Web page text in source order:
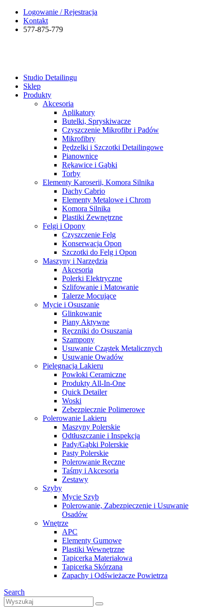
Logowanie / Rejestracja
Kontakt
577-875-779
Studio Detailingu
Sklep
Produkty
Akcesoria
Aplikatory
Butelki, Spryskiwacze
Czyszczenie Mikrofibr i Padów
Mikrofibry
Pędzelki i Szczotki Detailingowe
Pianownice
Rękawice i Gąbki
Torby
Elementy Karoserii, Komora Silnika
Dachy Cabrio
Elementy Metalowe i Chrom
Komora Silnika
Plastiki Zewnętrzne
Felgi i Opony
Czyszczenie Felg
Konserwacja Opon
Szczotki do Felg i Opon
Maszyny i Narzędzia
Akcesoria
Polerki Elektryczne
Szlifowanie i Matowanie
Talerze Mocujące
Mycie i Osuszanie
Glinkowanie
Piany Aktywne
Ręczniki do Osuszania
Szampony
Usuwanie Cząstek Metalicznych
Usuwanie Owadów
Pielęgnacja Lakieru
Powłoki Ceramiczne
Produkty All-In-One
Quick Detailer
Woski
Zebezpiecznie Polimerowe
Polerowanie Lakieru
Maszyny Polerskie
Odtłuszczanie i Inspekcja
Pady/Gąbki Polerskie
Pasty Polerskie
Polerowanie Ręczne
Taśmy i Akcesoria
Zestawy
Szyby
Mycie Szyb
Polerowanie, Zabezpieczenie i Usuwanie
Osadów
Wnętrze
APC
Elementy Gumowe
Plastiki Wewnętrzne
Tapicerka Materiałowa
Tapicerka Skórzana
Zapachy i Odświeżacze Powietrza
Search